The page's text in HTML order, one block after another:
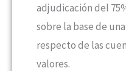
adjudicación del
sobre la base de
respecto de las
valores.